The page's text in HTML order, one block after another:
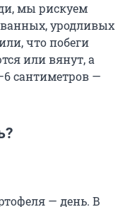
мы рискуем
уродливых
что побеги
или вянут, а
сантиметров —
— день. В